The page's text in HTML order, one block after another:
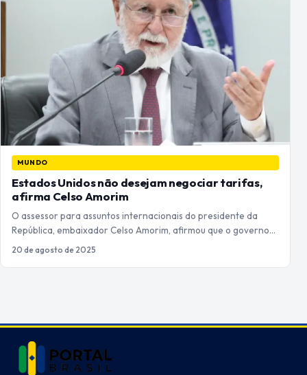
MUNDO
Estados Unidos não desejam negociar tarifas,
afirma Celso Amorim
O assessor para assuntos internacionais do presidente da
República, embaixador Celso Amorim, afirmou que o governo…
20 de agosto de 2025